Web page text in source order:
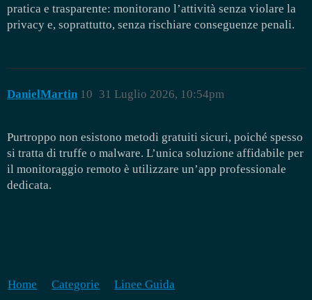
pratica e trasparente: monitorano l’attività senza violare la
privacy e, soprattutto, senza rischiare conseguenze penali.
DanielMartin 31 Luglio 2026, 10:54pm
10
Purtroppo non esistono metodi gratuiti sicuri, poiché spesso
si tratta di truffe o malware. L’unica soluzione affidabile per
il monitoraggio remoto è utilizzare un’app professionale
dedicata.
Home Categorie Linee Guida